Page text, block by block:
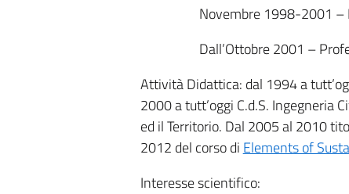
Novembre 1998-2001 –
Dall’Ottobre 2001 –
Attività Didattica: dal 1994 a
2000 a tutt’oggi C.d.S. Ingegneria
ed il Territorio. Dal 2005 al 2010
2012 del corso di Elements of
Interesse scientifico: